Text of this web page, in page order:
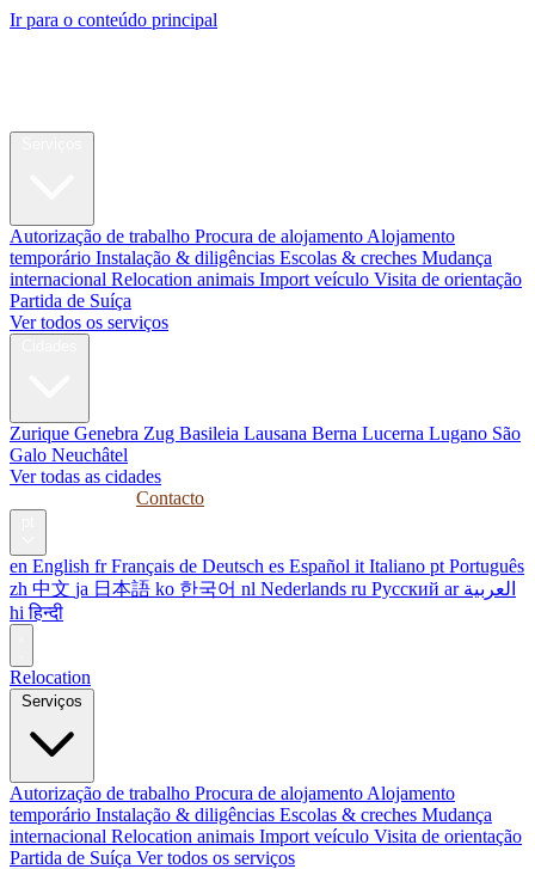
Ir para o conteúdo principal
Autorização de trabalho Procura de alojamento Alojamento
temporário Instalação & diligências Escolas & creches Mudança
internacional Relocation animais Import veículo Visita de orientação
Partida de Suíça
Ver todos os serviços
Zurique Genebra Zug Basileia Lausana Berna Lucerna Lugano São
Galo Neuchâtel
Ver todas as cidades
Contacto
en English fr Français de Deutsch es Español it Italiano pt Português
zh 中文 ja 日本語 ko 한국어 nl Nederlands ru Русский ar العربية
hi हिन्दी
Relocation
Serviços
Autorização de trabalho Procura de alojamento Alojamento
temporário Instalação & diligências Escolas & creches Mudança
internacional Relocation animais Import veículo Visita de orientação
Partida de Suíça Ver todos os serviços